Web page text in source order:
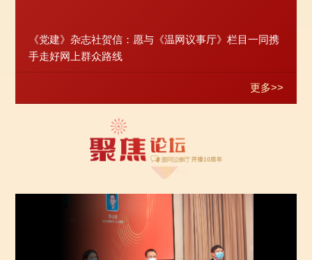
《党建》杂志社贺信：愿与《温网议事厅》栏目一同携
手走好网上群众路线
更多>>